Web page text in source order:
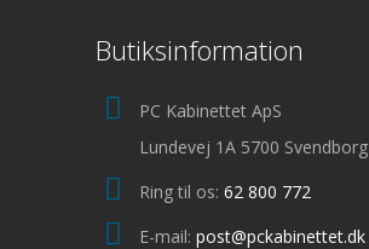
Butiksinformation
PC Kabinettet ApS
Lundevej 1A 5700 Svendborg
Ring til os: 62 800 772
E-mail: post@pckabinettet.dk